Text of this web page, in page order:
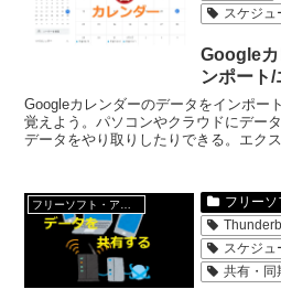
スケジュ
Googleカ
ンポート/
Googleカレンダーのデータをインポー
覚えよう。パソコンやクラウドにデー
データをやり取りしたりできる。エク
フリー
スケジ
共有・同